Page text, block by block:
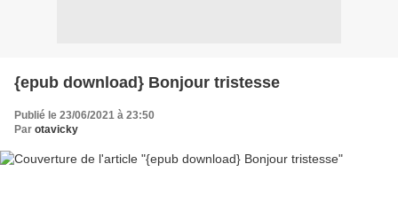
{epub download} Bonjour tristesse
Publié le 23/06/2021 à 23:50
Par otavicky